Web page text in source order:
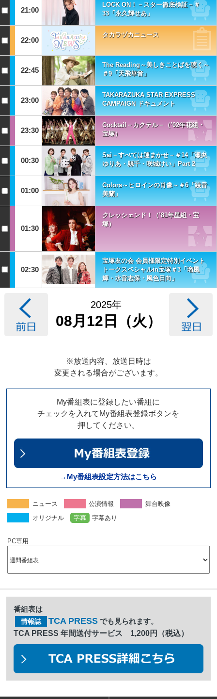
21:00
LOCK ON！－スター徹底検証－＃
33「永久輝せあ」
22:00
タカラヅカニュース
22:45
The Reading～美しきことばを聴く～
＃9「天飛華音」
23:00
TAKARAZUKA STAR EXPRESS
CAMPAIGN ドキュメント
23:30
Cocktail－カクテル－（’02年花組・
宝塚）
00:30
Sai－すべては運まかせ－＃14「瀬央
ゆりあ・縣千・咲城けい」Part 2
01:00
Colors～ヒロインの肖像～＃6「綾音
美蘭」
01:30
クレッシェンド！（’81年星組・宝
塚）
02:30
宝塚友の会 会員様限定特別イベント
トークスペシャルin宝塚＃3「瑠風
輝・水音志保・風色日向」
2025年
08月12日（火）
※放送内容、放送日時は
変更される場合がございます。
My番組表に登録したい番組に
チェックを入れてMy番組表登録ボタンを
押してください。
→My番組表設定方法はこちら
ニュース 公演情報
舞台映像
オリジナル
字幕 字幕あり
PC専用
番組表は
情報誌 TCA PRESS でも見られます。
TCA PRESS 年間送付サービス 1,200円（税込）